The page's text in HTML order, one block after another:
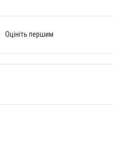
Оцініть першим